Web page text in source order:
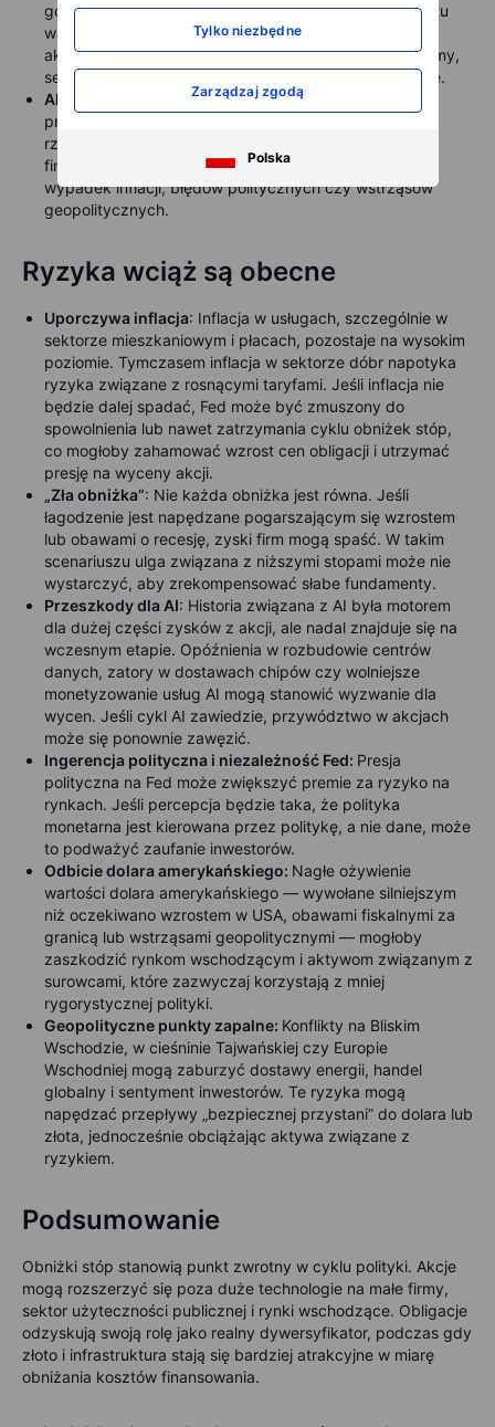
Tylko niezbędne
Zarządzaj zgodą
Polska
gotówkę na akcje, aby korzystać ze złożonego wzrostu
wartości w czasie. Niższe stopy mogą rozszerzyć rajd
akcji poza technologie o dużej kapitalizacji na małe firmy,
sektor użyteczności publicznej oraz rynki wschodzące.
Alternatywy i aktywa realne: Gotówkę można również
przeznaczyć na złoto, infrastrukturę lub inne aktywa
rzeczowe, które korzystają z łatwiejszych warunków
finansowania. Pomaga to zrównoważyć portfolio na
wypadek inflacji, błędów politycznych czy wstrząsów
geopolitycznych.
Ryzyka wciąż są obecne
Uporczywa inflacja: Inflacja w usługach, szczególnie w
sektorze mieszkaniowym i płacach, pozostaje na wysokim
poziomie. Tymczasem inflacja w sektorze dóbr napotyka
ryzyka związane z rosnącymi taryfami. Jeśli inflacja nie
będzie dalej spadać, Fed może być zmuszony do
spowolnienia lub nawet zatrzymania cyklu obniżek stóp,
co mogłoby zahamować wzrost cen obligacji i utrzymać
presję na wyceny akcji.
„Zła obniżka”: Nie każda obniżka jest równa. Jeśli
łagodzenie jest napędzane pogarszającym się wzrostem
lub obawami o recesję, zyski firm mogą spaść. W takim
scenariuszu ulga związana z niższymi stopami może nie
wystarczyć, aby zrekompensować słabe fundamenty.
Przeszkody dla AI: Historia związana z AI była motorem
dla dużej części zysków z akcji, ale nadal znajduje się na
wczesnym etapie. Opóźnienia w rozbudowie centrów
danych, zatory w dostawach chipów czy wolniejsze
monetyzowanie usług AI mogą stanowić wyzwanie dla
wycen. Jeśli cykl AI zawiedzie, przywództwo w akcjach
może się ponownie zawęzić.
Ingerencja polityczna i niezależność Fed: Presja
polityczna na Fed może zwiększyć premie za ryzyko na
rynkach. Jeśli percepcja będzie taka, że polityka
monetarna jest kierowana przez politykę, a nie dane, może
to podważyć zaufanie inwestorów.
Odbicie dolara amerykańskiego: Nagłe ożywienie
wartości dolara amerykańskiego — wywołane silniejszym
niż oczekiwano wzrostem w USA, obawami fiskalnymi za
granicą lub wstrząsami geopolitycznymi — mogłoby
zaszkodzić rynkom wschodzącym i aktywom związanym z
surowcami, które zazwyczaj korzystają z mniej
rygorystycznej polityki.
Geopolityczne punkty zapalne: Konflikty na Bliskim
Wschodzie, w cieśninie Tajwańskiej czy Europie
Wschodniej mogą zaburzyć dostawy energii, handel
globalny i sentyment inwestorów. Te ryzyka mogą
napędzać przepływy „bezpiecznej przystani” do dolara lub
złota, jednocześnie obciążając aktywa związane z
ryzykiem.
Podsumowanie
Obniżki stóp stanowią punkt zwrotny w cyklu polityki. Akcje
mogą rozszerzyć się poza duże technologie na małe firmy,
sektor użyteczności publicznej i rynki wschodzące. Obligacje
odzyskują swoją rolę jako realny dywersyfikator, podczas gdy
złoto i infrastruktura stają się bardziej atrakcyjne w miarę
obniżania kosztów finansowania.